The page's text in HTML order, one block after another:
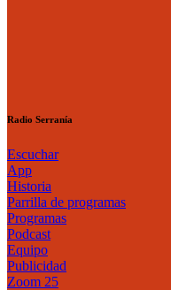
Radio Serranía
Escuchar
App
Historia
Parrilla de programas
Programas
Podcast
Equipo
Publicidad
Zoom 25